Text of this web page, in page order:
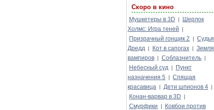
Скоро в кино
Мушкетеры в 3D |
Шерлок
Холмс: Игра теней
|
Призрачный гонщик 2 | Судья
Дредд | Кот в сапогах | Земля
вампиров | Соблазнитель |
Небесный суд |
Пункт
назначения 5
| Спящая
красавица | Дети шпионов 4 |
Конан-варвар в 3D |
Смурфики |
Ковбои против